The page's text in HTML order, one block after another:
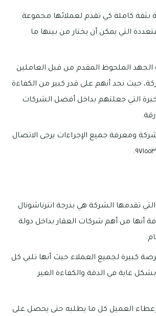
بثقة كاملة كي تقدم لعملائها مجموعة
التي يمكن أن يختار من بينها ما
الجهد الملحوظ المقدم من قبل العاملين
حيث نجد أنهم على قدر كبير من الكفاءة
التي جعلتهم بداخل أفضل الشركات
ومعرفة جميع الإجراءات يرجى الاتصال
تقدمها الشركة هي بدرجة انترناشونال
أنها من أهم شركات العقار بداخل دولة
كبيرة لجميع العملاء حيث أنها تلبي كل
غاية في الدقة والكفاءة الغير
العميل كل ما يطلبه حتى يحصل على